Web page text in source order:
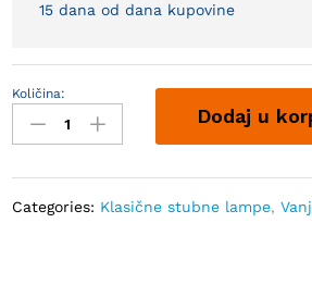
15 dana od dana kupovine
Vrtna
lampa
stubna
5805-
Količina:
Dodaj u
Categories: Klasične stubne lampe,